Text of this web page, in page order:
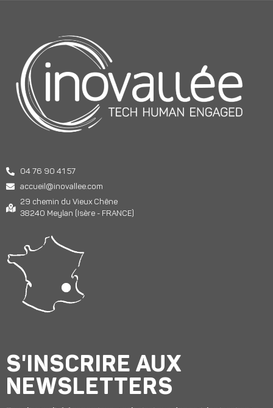
04 76 90 41 57
accueil@inovallee.com
29 chemin du Vieux Chêne
38240 Meylan (Isère - FRANCE)
S'INSCRIRE AUX
NEWSLETTERS